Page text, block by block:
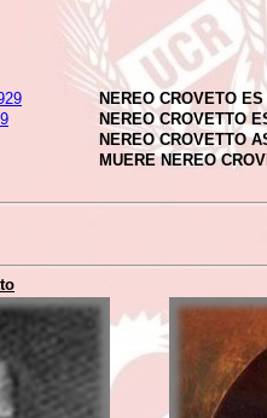
NEREO CROVETO
NEREO CROVETTO
NEREO CROVETTO
MUERE NEREO